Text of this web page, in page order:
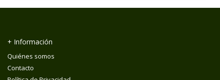
+ Información
Quiénes somos
Contacto